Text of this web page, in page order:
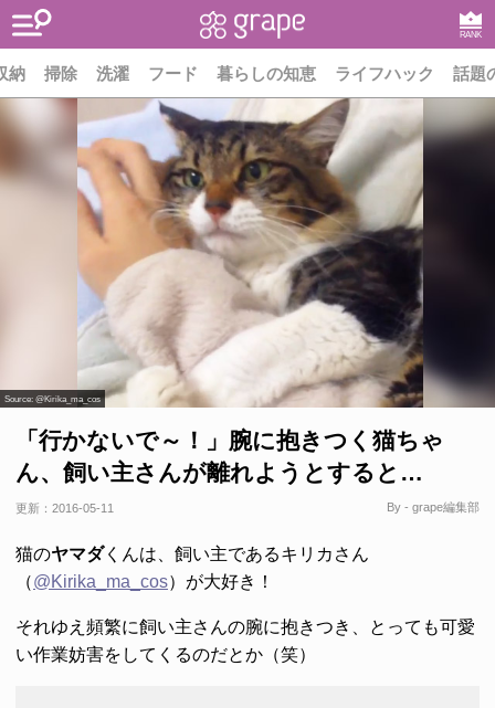
RANK
納 掃除 洗濯 フード 暮らしの知恵 ライフハック 話題
Source: @Kirika_ma_cos
「行かないで～！」腕に抱きつく猫ちゃ
ん、飼い主さんが離れようとすると…
更新： 2016-05-11 By - grape編集部
猫のヤマダくんは、飼い主であるキリカさん
（@Kirika_ma_cos）が大好き！
それゆえ頻繁に飼い主さんの腕に抱きつき、とっても可愛
い作業妨害をしてくるのだとか（笑）